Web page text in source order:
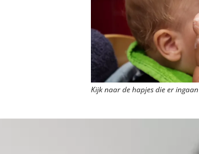
Kijk naar de hapjes die er ingaan